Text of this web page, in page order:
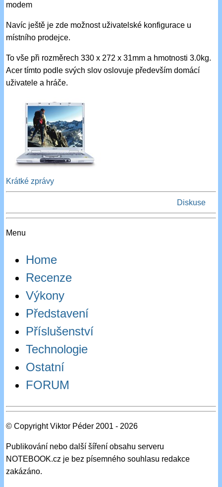
modem
Navíc ještě je zde možnost uživatelské konfigurace u
místního prodejce.
To vše při rozměrech 330 x 272 x 31mm a hmotnosti 3.0kg.
Acer tímto podle svých slov oslovuje především domácí
uživatele a hráče.
Krátké zprávy
Diskuse
Menu
Home
Recenze
Výkony
Představení
Příslušenství
Technologie
Ostatní
FORUM
© Copyright Viktor Péder 2001 - 2026
Publikování nebo další šíření obsahu serveru
NOTEBOOK.cz je bez písemného souhlasu redakce
zakázáno.